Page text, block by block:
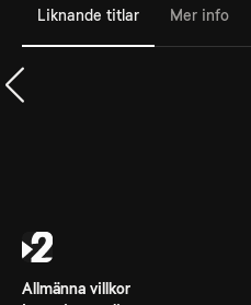
Liknande titlar Mer info
Allmänna villkor